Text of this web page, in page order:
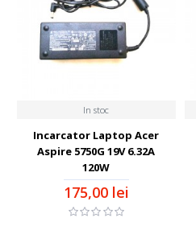
In stoc
Incarcator Laptop Acer
Aspire 5750G 19V 6.32A
120W
175,00 lei